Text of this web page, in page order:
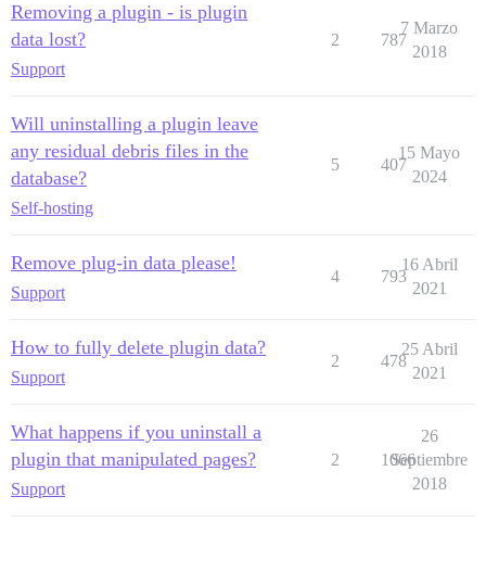
Removing a plugin - is plugin
data lost?
Support
2 787
7 Marzo
2018
Will uninstalling a plugin leave
any residual debris files in the
database?
Self-hosting
5 407
15 Mayo
2024
Remove plug-in data please!
Support
4 793
16 Abril
2021
How to fully delete plugin data?
Support
2 478
25 Abril
2021
What happens if you uninstall a
plugin that manipulated pages?
Support
2 1066
26
Septiembre
2018